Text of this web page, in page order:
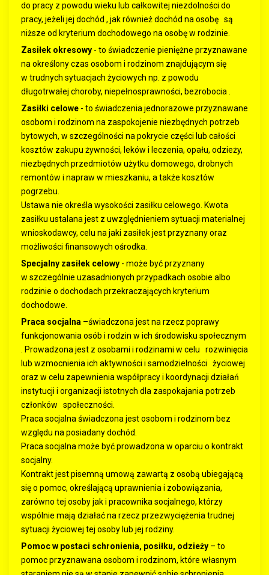
do pracy z powodu wieku lub całkowitej niezdolności do
pracy, jeżeli jej dochód , jak również dochód na osobę są
niższe od kryterium dochodowego na osobę w rodzinie.
Zasiłek okresowy - to świadczenie pieniężne przyznawane
na określony czas osobom i rodzinom znajdującym się
w trudnych sytuacjach życiowych np. z powodu
długotrwałej choroby, niepełnosprawności, bezrobocia .
Zasiłki celowe - to świadczenia jednorazowe przyznawane
osobom i rodzinom na zaspokojenie niezbędnych potrzeb
bytowych, w szczególności na pokrycie części lub całości
kosztów zakupu żywności, leków i leczenia, opału, odzieży,
niezbędnych przedmiotów użytku domowego, drobnych
remontów i napraw w mieszkaniu, a także kosztów
pogrzebu.
Ustawa nie określa wysokości zasiłku celowego. Kwota
zasiłku ustalana jest z uwzględnieniem sytuacji materialnej
wnioskodawcy, celu na jaki zasiłek jest przyznany oraz
możliwości finansowych ośrodka.
Specjalny zasiłek celowy - może być przyznany
w szczególnie uzasadnionych przypadkach osobie albo
rodzinie o dochodach przekraczających kryterium
dochodowe.
Praca socjalna –świadczona jest na rzecz poprawy
funkcjonowania osób i rodzin w ich środowisku społecznym
. Prowadzona jest z osobami i rodzinami w celu rozwinięcia
lub wzmocnienia ich aktywności i samodzielności życiowej
oraz w celu zapewnienia współpracy i koordynacji działań
instytucji i organizacji istotnych dla zaspokajania potrzeb
członków społeczności.
Praca socjalna świadczona jest osobom i rodzinom bez
względu na posiadany dochód.
Praca socjalna może być prowadzona w oparciu o kontrakt
socjalny.
Kontrakt jest pisemną umową zawartą z osobą ubiegającą
się o pomoc, określającą uprawnienia i zobowiązania,
zarówno tej osoby jak i pracownika socjalnego, którzy
wspólnie mają działać na rzecz przezwyciężenia trudnej
sytuacji życiowej tej osoby lub jej rodziny.
Pomoc w postaci schronienia, posiłku, odzieży – to
pomoc przyznawana osobom i rodzinom, które własnym